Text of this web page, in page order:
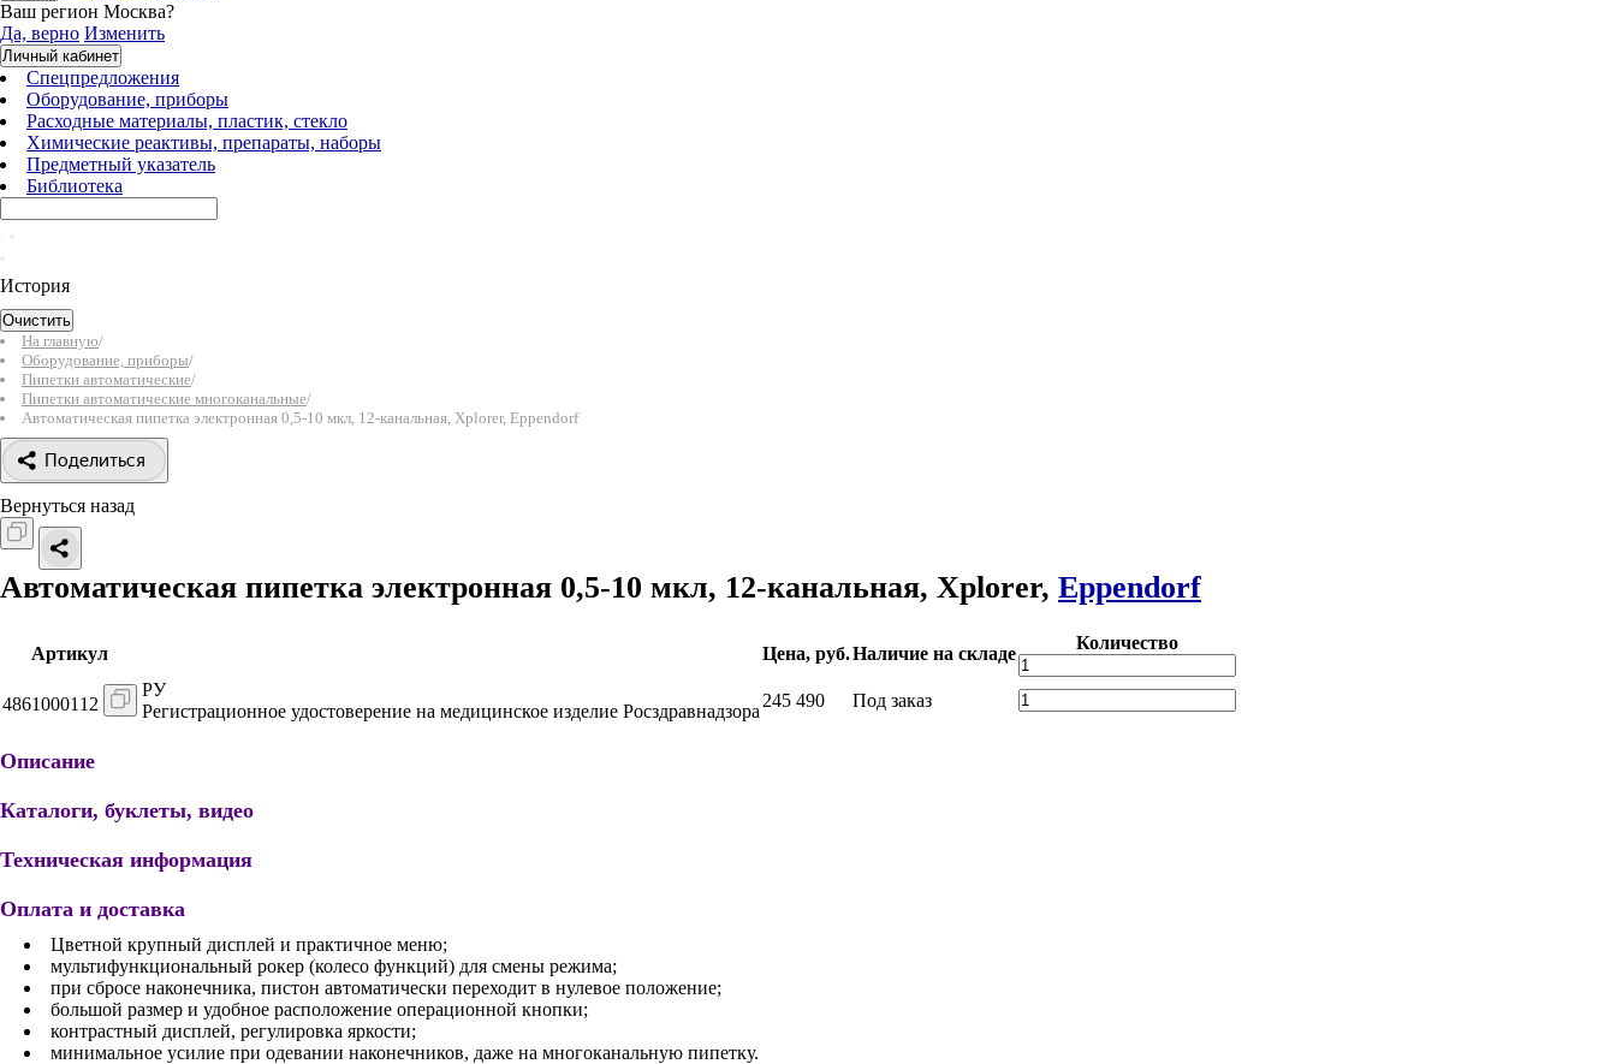
Ваш регион Москва?
Да, верно Изменить
Личный кабинет
Спецпредложения
Оборудование, приборы
Расходные материалы, пластик, стекло
Химические реактивы, препараты, наборы
Предметный указатель
Библиотека
История
Очистить
На главную/
Оборудование, приборы/
Пипетки автоматические/
Пипетки автоматические многоканальные/
Автоматическая пипетка электронная 0,5-10 мкл, 12-канальная, Xplorer, Eppendorf
Поделиться
Вернуться назад
Автоматическая пипетка электронная 0,5-10 мкл, 12-канальная, Xplorer, Eppendorf
Артикул Цена, руб.Наличие на складе
Количество
4861000112
РУ
Регистрационное удостоверение на медицинское изделие Росздравнадзора
245 490 Под заказ
Описание
Каталоги, буклеты, видео
Техническая информация
Оплата и доставка
Цветной крупный дисплей и практичное меню;
мультифункциональный рокер (колесо функций) для смены режима;
при сбросе наконечника, пистон автоматически переходит в нулевое положение;
большой размер и удобное расположение операционной кнопки;
контрастный дисплей, регулировка яркости;
минимальное усилие при одевании наконечников, даже на многоканальную пипетку.